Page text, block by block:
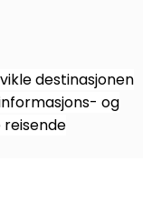
destinasjonen
og
reisende